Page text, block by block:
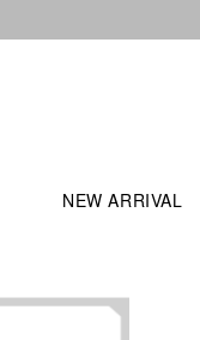
NEW ARRIVAL